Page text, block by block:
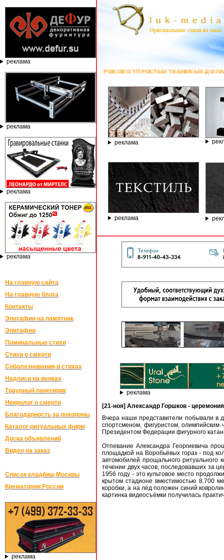
реклама
реклама
реклама
реклама
На главную сайта
На главную блога
Контакты
Эпитафии на памятник
Эпитафии
Поминальные стихи
Стихи о смерти
Соболезнования в стихах
Надписи на венках
Траурный панегирик
Некролог о смерти
Благодарность за похороны
Каталог ритуальных фирм
Доска объявлений
Видео на заказ
Список кладбищ Москвы
Крематории России
реклама
ГРОБОВ ОТ ПРОСТЫХ ТКАНЕВЫХ ДО ЛАКИРОВАННЫХ ЭЛИТНЫХ -
реклама
реклама
реклама
[21-ноя] Александр Горшков -
Вчера наши представители побывали в
спортсменом, фигуристом,
Президентом Федерации фигурного
Отпевание Александра Георгиевича
площадкой на Воробьёвых горах - под
автомобилей прощального
течении двух часов, последовавших за
1956 году - это культовое место
крытом стадионе вместимостью 8.700
коробки, а на лёд положен синий
картинка видеосъёмки получилась